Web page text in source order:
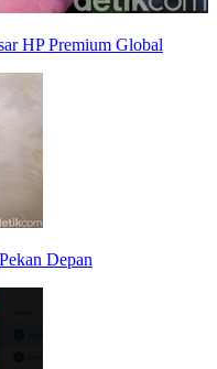
HP Premium Global
Depan